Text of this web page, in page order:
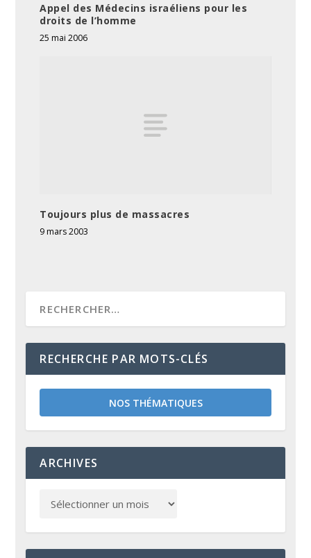
Appel des Médecins israéliens pour les
droits de l’homme
25 mai 2006
Toujours plus de massacres
9 mars 2003
RECHERCHE PAR MOTS-CLÉS
NOS THÉMATIQUES
ARCHIVES